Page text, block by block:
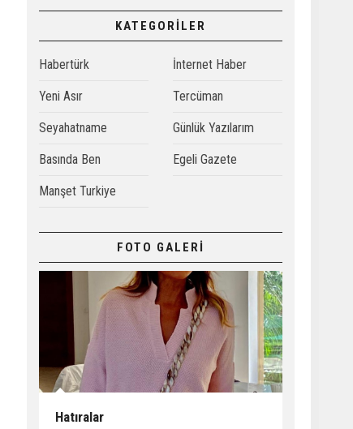
KATEGORİLER
Habertürk İnternet Haber
Yeni Asır Tercüman
Seyahatname Günlük Yazılarım
Basında Ben Egeli Gazete
Manşet Turkiye
FOTO GALERİ
Hatıralar